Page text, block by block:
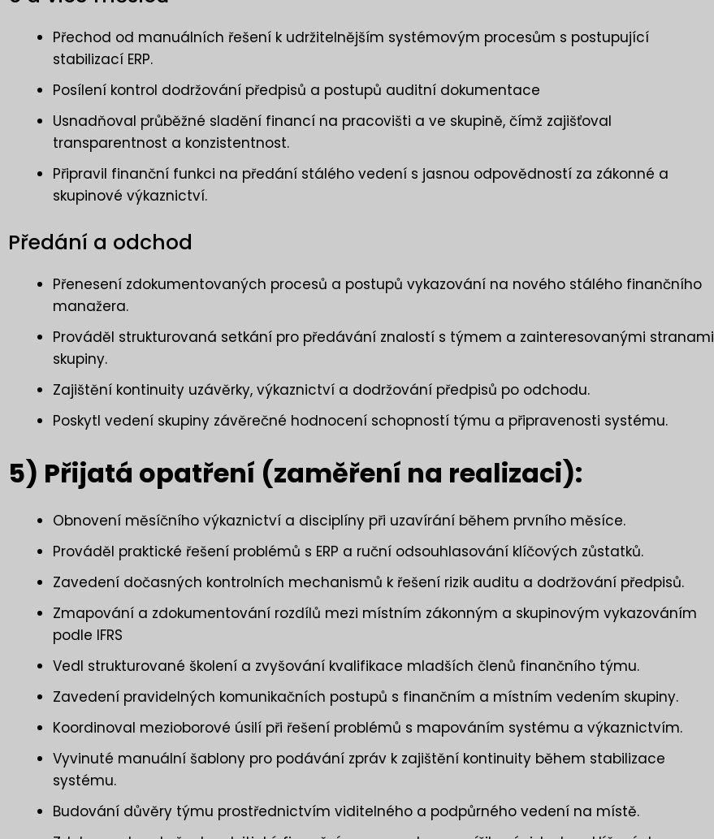
Přechod od manuálních řešení k udržitelnějším systémovým procesům s postupující
stabilizací ERP.
Posílení kontrol dodržování předpisů a postupů auditní dokumentace
Usnadňoval průběžné sladění financí na pracovišti a ve skupině, čímž zajišťoval
transparentnost a konzistentnost.
Připravil finanční funkci na předání stálého vedení s jasnou odpovědností za zákonné a
skupinové výkaznictví.
Předání a odchod
Přenesení zdokumentovaných procesů a postupů vykazování na nového stálého finančního
manažera.
Prováděl strukturovaná setkání pro předávání znalostí s týmem a zainteresovanými stranami
skupiny.
Zajištění kontinuity uzávěrky, výkaznictví a dodržování předpisů po odchodu.
Poskytl vedení skupiny závěrečné hodnocení schopností týmu a připravenosti systému.
5) Přijatá opatření (zaměření na realizaci):
Obnovení měsíčního výkaznictví a disciplíny při uzavírání během prvního měsíce.
Prováděl praktické řešení problémů s ERP a ruční odsouhlasování klíčových zůstatků.
Zavedení dočasných kontrolních mechanismů k řešení rizik auditu a dodržování předpisů.
Zmapování a zdokumentování rozdílů mezi místním zákonným a skupinovým vykazováním
podle IFRS
Vedl strukturované školení a zvyšování kvalifikace mladších členů finančního týmu.
Zavedení pravidelných komunikačních postupů s finančním a místním vedením skupiny.
Koordinoval mezioborové úsilí při řešení problémů s mapováním systému a výkaznictvím.
Vyvinuté manuální šablony pro podávání zpráv k zajištění kontinuity během stabilizace
systému.
Budování důvěry týmu prostřednictvím viditelného a podpůrného vedení na místě.